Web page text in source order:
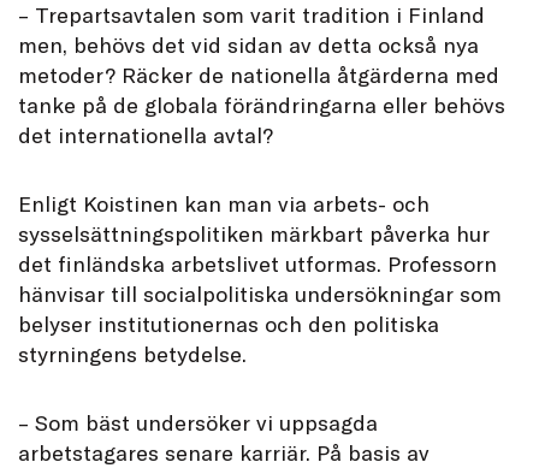
– Trepartsavtalen som varit tradition i Finland
men, behövs det vid sidan av detta också nya
metoder? Räcker de nationella åtgärderna med
tanke på de globala förändringarna eller behövs
det internationella avtal?
Enligt Koistinen kan man via arbets- och
sysselsättningspolitiken märkbart påverka hur
det finländska arbetslivet utformas. Professorn
hänvisar till socialpolitiska undersökningar som
belyser institutionernas och den politiska
styrningens betydelse.
– Som bäst undersöker vi uppsagda
arbetstagares senare karriär. På basis av